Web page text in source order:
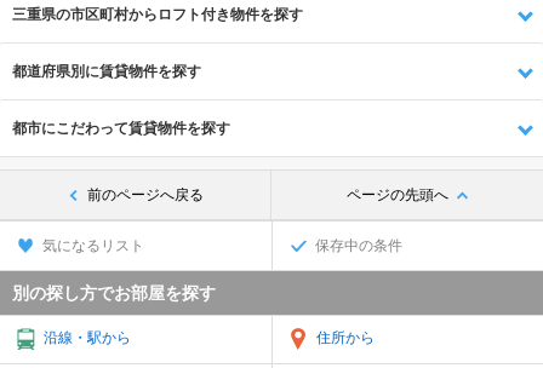
三重県の市区町村からロフト付き物件を探す
都道府県別に賃貸物件を探す
都市にこだわって賃貸物件を探す
前のページへ戻る ページの先頭へ
気になるリスト 保存中の条件
別の探し方でお部屋を探す
沿線・駅から 住所から